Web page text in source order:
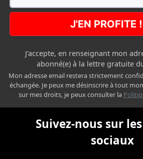
J'EN PROFITE
J'accepte, en renseignant mon
abonné(e) à la lettre gratuite
Mon adresse email restera strictement
échangée. Je peux me désinscrire à tout
sur mes droits, je peux consulter la
Suivez-nous sur
sociaux